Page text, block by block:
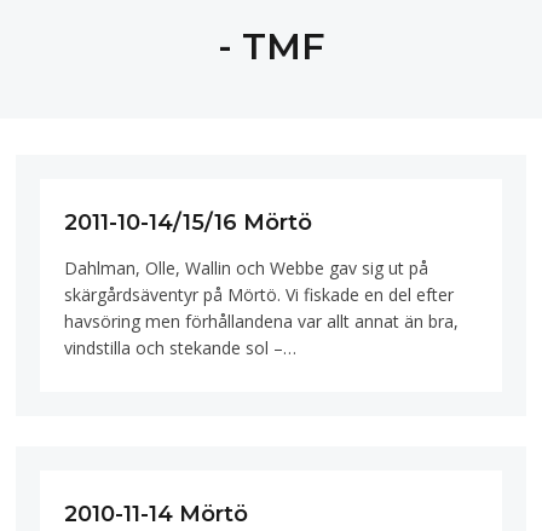
- TMF
2011-10-14/15/16 Mörtö
Dahlman, Olle, Wallin och Webbe gav sig ut på
skärgårdsäventyr på Mörtö. Vi fiskade en del efter
havsöring men förhållandena var allt annat än bra,
vindstilla och stekande sol –…
2010-11-14 Mörtö